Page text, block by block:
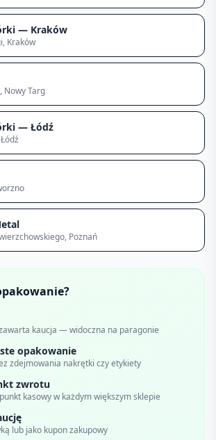
— Kraków
, Kraków
, Nowy Targ
— Łódź
, Poznań
kaucja — widoczna na paragonie
opakowanie
zdejmowania nakrętki czy etykiety
zwrotu
kasowy w każdym większym sklepie
lub jako kupon zakupowy